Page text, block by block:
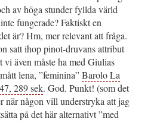
av höga stunder fyllda värld
fungerade? Faktiskt en
är? Hm, mer relevant att fråga.
satt ihop pinot-druvans attribut
även måste ha med Giulias
lena, ”feminina”Barolo La
289 sek. God. Punkt! (som det
när någon vill understryka att jag
på det här alternativt ”med